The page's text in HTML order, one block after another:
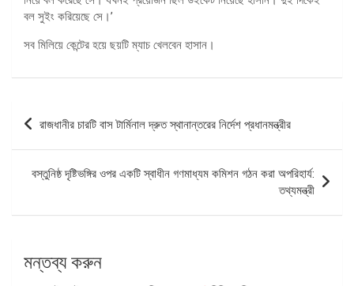
বল সুইং করিয়েছে সে।’
সব মিলিয়ে কেন্টের হয়ে ছয়টি ম্যাচ খেলবেন হাসান।
পোস্ট
রাজধানীর চারটি বাস টার্মিনাল দ্রুত স্থানান্তরের নির্দেশ প্রধানমন্ত্রীর
বস্তুনিষ্ঠ দৃষ্টিভঙ্গির ওপর একটি স্বাধীন গণমাধ্যম কমিশন গঠন করা অপরিহার্য:
তথ্যমন্ত্রী
মন্তব্য করুন